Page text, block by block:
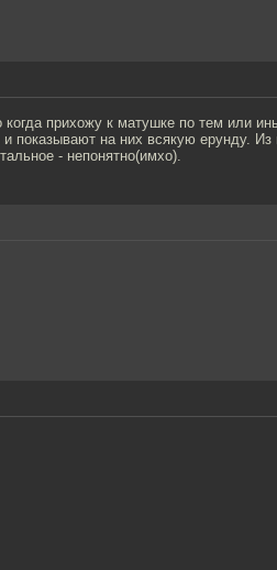
прихожу к матушке по тем или
показывают на них всякую ерунду. Из
- непонятно(имхо).